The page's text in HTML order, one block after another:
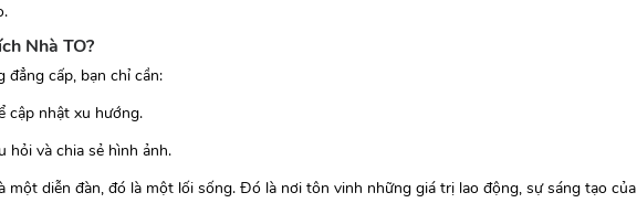
Nhà TO?
cấp, bạn chỉ cần:
cập nhật xu hướng.
hỏi và chia sẻ hình ảnh.
một diễn đàn, đó là một lối sống. Đó là nơi tôn vinh những giá trị lao động, sự sáng tạo của